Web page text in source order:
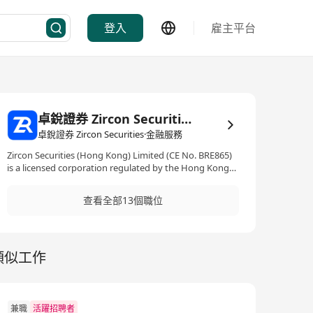
登入 雇主平台
卓銳證券 Zircon Securities
卓銳證券 Zircon Securities·金融服務
Zircon Securities (Hong Kong) Limited (CE No. BRE865)
is a licensed corporation regulated by the Hong Kong
innovation, the firm is dedicated to seamlessly bridging
traditional and virtual assets within a secure and
funds, options, and virtual assets, empowering
investors to deploy global diversified assets more
查看全部13個職位
似工作
兼職 活躍招聘者